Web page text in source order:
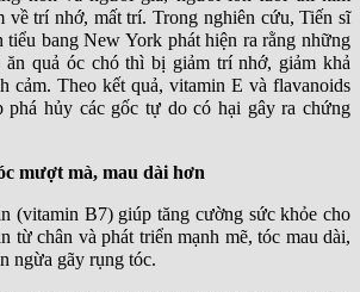
về trí nhớ, mất trí. Trong nghiên cứu, Tiến sĩ
tiểu bang New York phát hiện ra rằng những
ăn quả óc chó thì bị giảm trí nhớ, giảm khả
cảm. Theo kết quả, vitamin E và flavanoids
phá hủy các gốc tự do có hại gây ra chứng
mượt mà, mau dài hơn
(vitamin B7) giúp tăng cường sức khỏe cho
từ chân và phát triển mạnh mẽ, tóc mau dài,
ngừa gãy rụng tóc.